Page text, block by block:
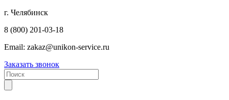
г. Челябинск
8 (800) 201-03-18
Email: zakaz@unikon-service.ru
Заказать звонок